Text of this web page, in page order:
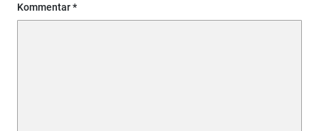
Kommentar